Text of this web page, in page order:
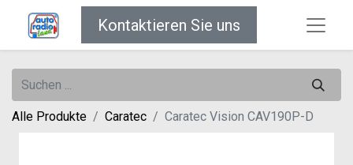
Kontaktieren Sie uns
Alle Produkte Caratec Caratec Vision CAV190P-D